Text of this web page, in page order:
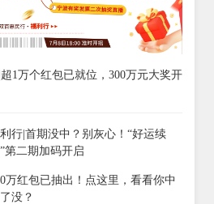
1万个红包已就位，300万元大奖开
行|首期没中？别灰心！“好运续
第二期加码开启
万红包已抽出！点这里，看看你中
没？